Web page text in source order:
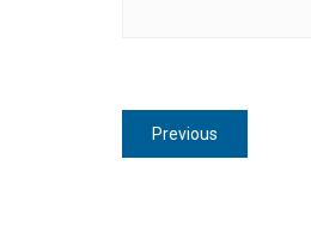
Navegação
de
Previous
post: